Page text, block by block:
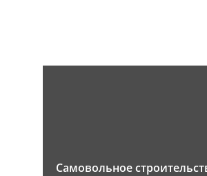
Самовольное